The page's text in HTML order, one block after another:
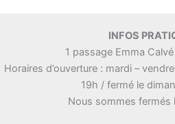
INFOS
1 passage Emma Calvé
Horaires d’ouverture : mardi –
19h / fermé le
Nous sommes fermés